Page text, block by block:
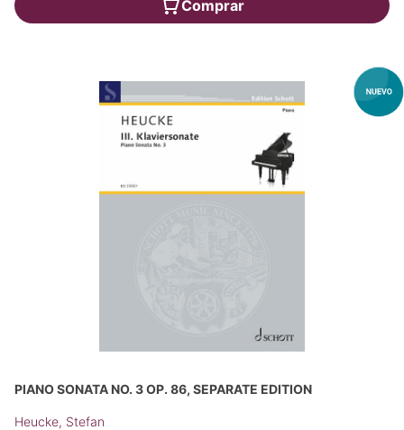
Comprar
PIANO SONATA NO. 3 OP. 86, SEPARATE EDITION
Heucke, Stefan